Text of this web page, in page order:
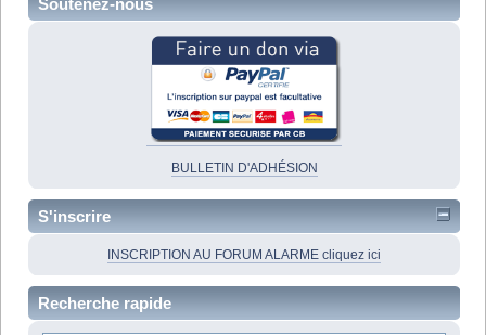
Soutenez-nous
BULLETIN D'ADHÉSION
S'inscrire
INSCRIPTION AU FORUM ALARME cliquez ici
Recherche rapide